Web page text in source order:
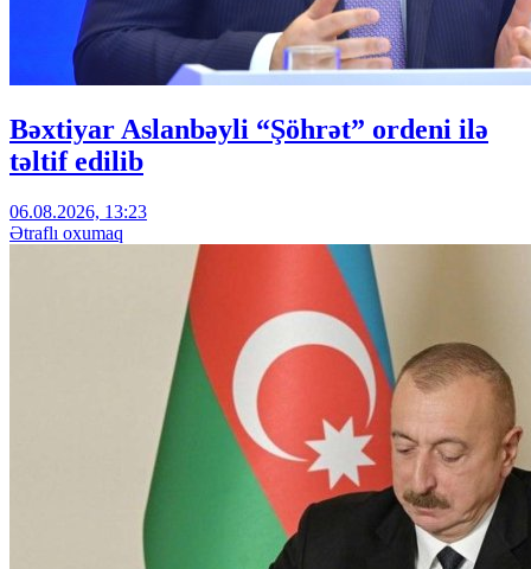
Bəxtiyar Aslanbəyli “Şöhrət” ordeni ilə
təltif edilib
06.08.2026, 13:23
Ətraflı oxumaq